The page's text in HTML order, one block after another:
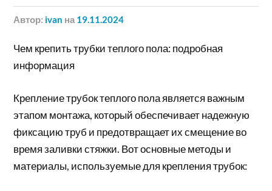
Автор: ivan на 19.11.2024
Чем крепить трубки теплого пола: подробная
информация
Крепление трубок теплого пола является важным
этапом монтажа, который обеспечивает надежную
фиксацию труб и предотвращает их смещение во
время заливки стяжки. Вот основные методы и
материалы, используемые для крепления трубок: